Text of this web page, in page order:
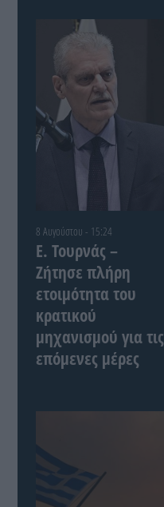
8 Αυγούστου - 15:24
Ε. Τουρνάς –
Ζήτησε πλήρη
ετοιμότητα του
κρατικού
μηχανισμού για τις
επόμενες μέρες